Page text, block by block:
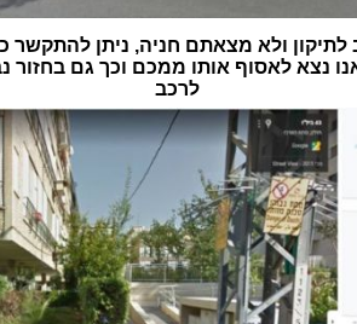
ולא מצאתם חניה, ניתן
נצא לאסוף אותו ממכם וכך גם
לרכב